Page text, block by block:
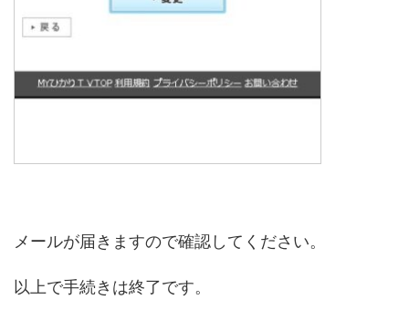
メールが届きますので確認してください。
以上で手続きは終了です。